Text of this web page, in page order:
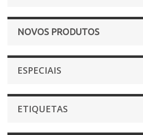
NOVOS PRODUTOS
ESPECIAIS
ETIQUETAS